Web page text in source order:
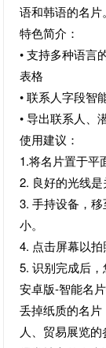
语和韩语的名片。
特色简介：
• 支持多种语言
表格
• 联系人字段智
• 导出联系人、
使用建议：
1.将名片置于平
2. 良好的光线是
3. 手持设备，
小。
4. 点击屏幕以拍
5. 识别完成后，
安卓版-智能名
丢掉纸质的名
人、贸易展览